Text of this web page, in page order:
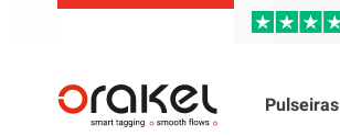
Pulseiras